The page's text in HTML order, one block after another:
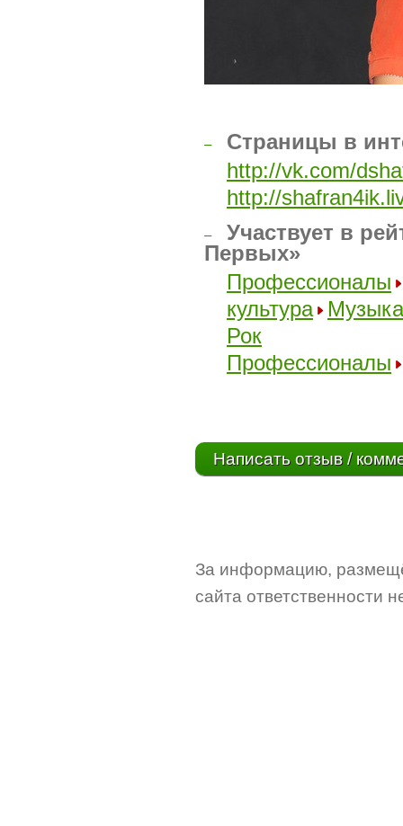
–
Страницы в
http://vk.com/
http://
–
Участвует в
Первых»
Профессионалы
культура
Музыка
Рок
Профессионалы
Написать отзыв /
За информацию,
сайта ответственности